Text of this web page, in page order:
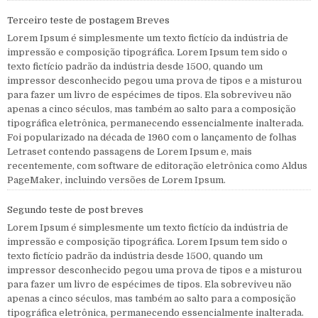
Terceiro teste de postagem Breves
Lorem Ipsum é simplesmente um texto fictício da indústria de
impressão e composição tipográfica. Lorem Ipsum tem sido o
texto fictício padrão da indústria desde 1500, quando um
impressor desconhecido pegou uma prova de tipos e a misturou
para fazer um livro de espécimes de tipos. Ela sobreviveu não
apenas a cinco séculos, mas também ao salto para a composição
tipográfica eletrônica, permanecendo essencialmente inalterada.
Foi popularizado na década de 1960 com o lançamento de folhas
Letraset contendo passagens de Lorem Ipsum e, mais
recentemente, com software de editoração eletrônica como Aldus
PageMaker, incluindo versões de Lorem Ipsum.
Segundo teste de post breves
Lorem Ipsum é simplesmente um texto fictício da indústria de
impressão e composição tipográfica. Lorem Ipsum tem sido o
texto fictício padrão da indústria desde 1500, quando um
impressor desconhecido pegou uma prova de tipos e a misturou
para fazer um livro de espécimes de tipos. Ela sobreviveu não
apenas a cinco séculos, mas também ao salto para a composição
tipográfica eletrônica, permanecendo essencialmente inalterada.